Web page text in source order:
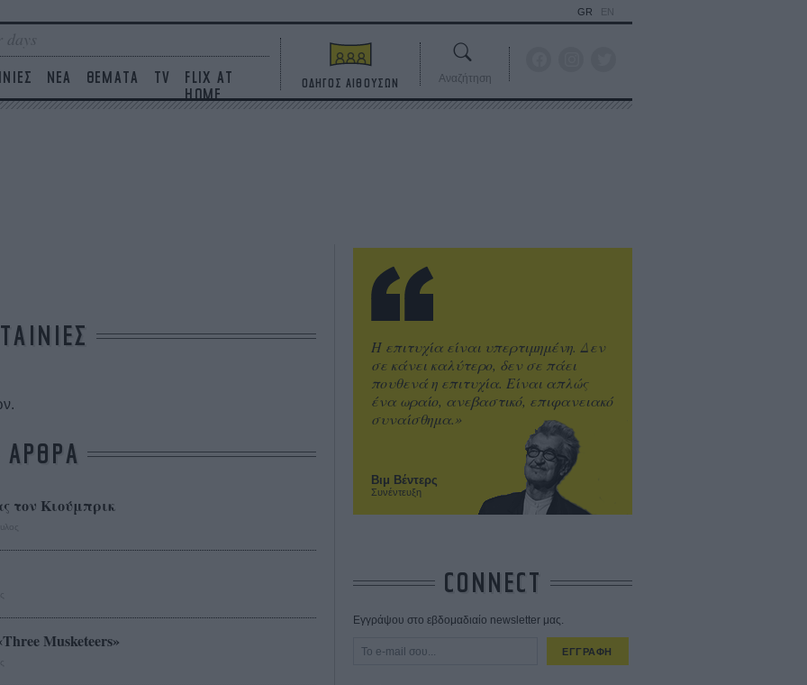
days
ΝΕΑ ΘΕΜΑΤΑ TV
FLIX AT
HOME
GR EN
ΟΔΗΓΟΣ ΑΙΘΟΥΣΩΝ Αναζήτηση
ΤΑΙΝΙΕΣ
ΑΡΘΡΑ
τον Κιούμπρικ
Musketeers»
Βιμ Βέντερς
Συνέντευξη
Η επιτυχία είναι υπερτιμημένη. Δεν
σε κάνει καλύτερο, δεν σε πάει
πουθενά η επιτυχία. Είναι απλώς
ένα ωραίο, ανεβαστικό, επιφανειακό
συναίσθημα.»
CONNECT
Εγγράψου στο εβδομαδιαίο newsletter μας.
ΕΓΓΡΑΦΗ